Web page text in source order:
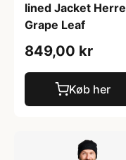
lined Jacket Herre
Grape Leaf
849,00 kr
Køb her